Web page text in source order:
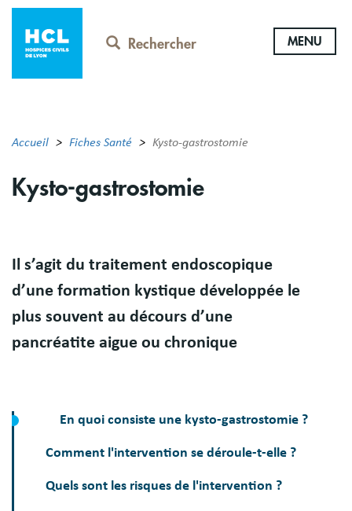
Aller
contenu
principal
Rechercher MENU
Accueil Fiches Santé Kysto-gastrostomie
Kysto-gastrostomie
Résumé
Il s’agit du traitement endoscopique
d’une formation kystique développée le
plus souvent au décours d’une
pancréatite aigue ou chronique
En quoi consiste une kysto-gastrostomie ?
Comment l'intervention se déroule-t-elle ?
Quels sont les risques de l'intervention ?